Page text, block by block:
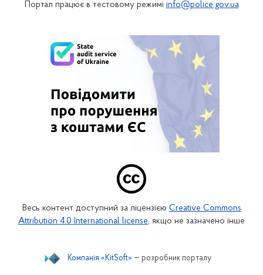
Портал працює в тестовому режимі info@police.gov.ua
Весь контент доступний за ліцензією Creative Commons
Attribution 4.0 International license, якщо не зазначено інше
Компанія «KitSoft» — розробник порталу